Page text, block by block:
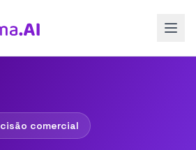
comercial